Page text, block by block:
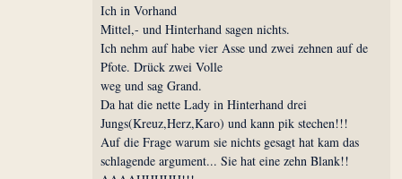
Ich in Vorhand
Mittel,- und Hinterhand sagen nichts.
Ich nehm auf habe vier Asse und zwei zehnen auf de
Pfote. Drück zwei Volle
weg und sag Grand.
Da hat die nette Lady in Hinterhand drei
Jungs(Kreuz,Herz,Karo) und kann pik stechen!!!
Auf die Frage warum sie nichts gesagt hat kam das
schlagende argument... Sie hat eine zehn Blank!!